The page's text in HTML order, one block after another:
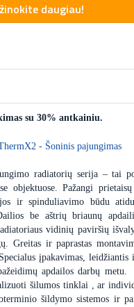
daugiau!
su 30% antkainiu.
- Šoninis pajungimas
radiatorių serija – tai
objektuose. Pažangi
ir spinduliavimo būdu
be aštrių briaunų
vidinių paviršių
Greitas ir paprastas
įpakavimas,
apdailos darbų
šilumos tinklai , ar
šildymo sistemos ir